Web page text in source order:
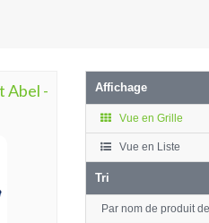
Abel -
Affichage
Vue en Grille
Vue en Liste
Tri
Par nom de produit